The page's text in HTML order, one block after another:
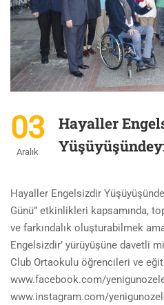
03
Aralık
Hayaller
Hayaller Engelsizdir
Günü” etkinlikleri kapsamında,
ve farkındalık oluşturabilmek
Engelsizdir’ yürüyüşüne davetli
Club Ortaokulu öğrencileri ve
www.facebook.com/
www.instagram.com/